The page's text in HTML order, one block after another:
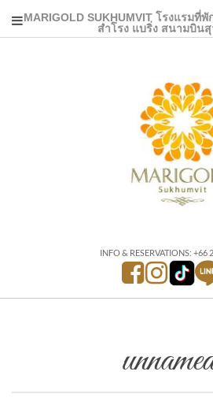
MARIGOLD SUKHUMVIT โรงแรมที่
สำโรง แบริ่ง สนามบิน
INFO & RESERVATIONS: